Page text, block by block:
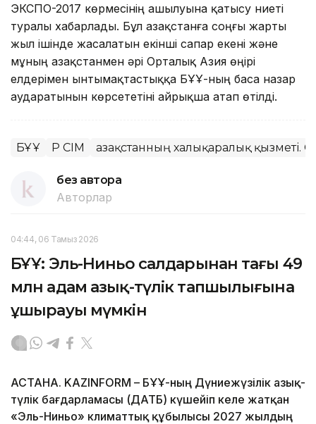
ЭКСПО-2017 көрмесінің ашылуына қатысу ниеті
туралы хабарлады. Бұл Қазақстанға соңғы жарты
жыл ішінде жасалатын екінші сапар екені және
мұның Қазақстанмен әрі Орталық Азия өңірі
елдерімен ынтымақтастыққа БҰҰ-ның баса назар
аударатынын көрсететіні айрықша атап өтілді.
БҰҰ ҚР СІМ Қазақстанның халықаралық қызметі.
без автора
Авторлар
04:44, 06 Тамыз 2026
БҰҰ: Эль-Ниньо салдарынан тағы 49
млн адам азық-түлік тапшылығына
ұшырауы мүмкін
АСТАНА. KAZINFORM – БҰҰ-ның Дүниежүзілік азық-
түлік бағдарламасы (ДАТБ) күшейіп келе жатқан
«Эль-Ниньо» климаттық құбылысы 2027 жылдың